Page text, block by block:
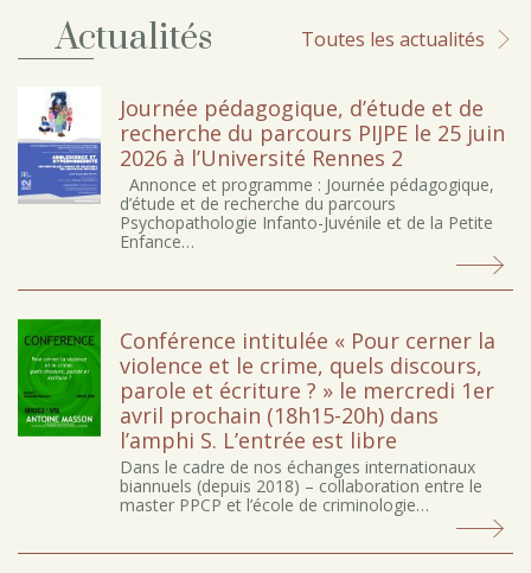
Actualités Toutes les actualités
Journée pédagogique, d’étude et de
recherche du parcours PIJPE le 25 juin
2026 à l’Université Rennes 2
Annonce et programme : Journée pédagogique,
d’étude et de recherche du parcours
Psychopathologie Infanto-Juvénile et de la Petite
Enfance…
Conférence intitulée « Pour cerner la
violence et le crime, quels discours,
parole et écriture ? » le mercredi 1er
avril prochain (18h15-20h) dans
l’amphi S. L’entrée est libre
Dans le cadre de nos échanges internationaux
biannuels (depuis 2018) – collaboration entre le
master PPCP et l’école de criminologie…